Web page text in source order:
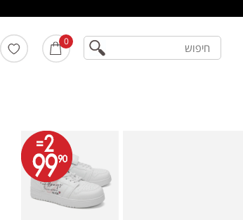
0 חיפוש